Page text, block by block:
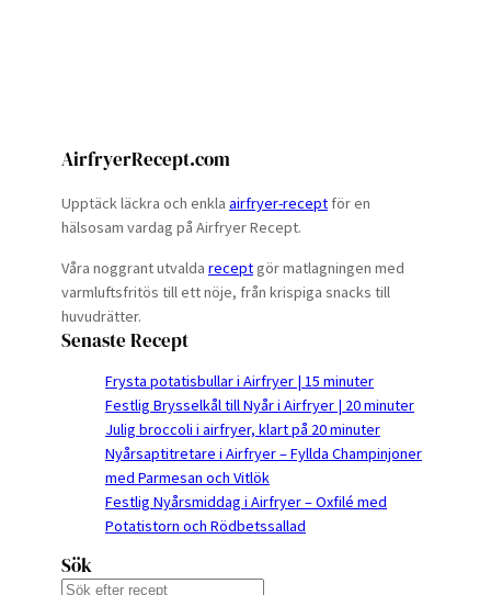
AirfryerRecept.com
Upptäck läckra och enkla airfryer-recept för en
hälsosam vardag på Airfryer Recept.
Våra noggrant utvalda receptgör matlagningen med
varmluftsfritös till ett nöje, från krispiga snacks till
huvudrätter.
Senaste Recept
Frysta potatisbullar i Airfryer | 15 minuter
Festlig Brysselkål till Nyår i Airfryer | 20 minuter
Julig broccoli i airfryer, klart på 20 minuter
Nyårsaptitretare i Airfryer – Fyllda Champinjoner
med Parmesan och Vitlök
Festlig Nyårsmiddag i Airfryer – Oxfilé med
Potatistorn och Rödbetssallad
Sök